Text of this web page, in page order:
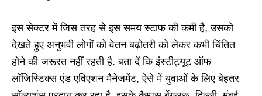
इस सेक्टर में जिस तरह से इस समय स्टाफ की कमी है, उसको
देखते हुए अनुभवी लोगों को वेतन बढ़ोतरी को लेकर कभी चिंतित
होने की जरूरत नहीं रहती है. बता दें कि इंस्टीट्यूट ऑफ
लॉजिस्टिक्स एंड एविएशन मैनेजमेंट, ऐसे में युवाओं के लिए बेहतर